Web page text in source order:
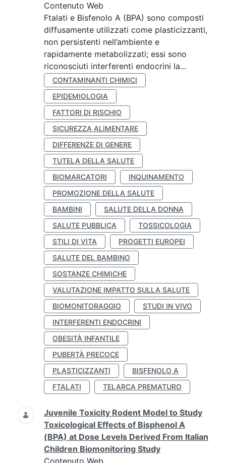
Contenuto Web
Ftalati e Bisfenolo A (BPA) sono composti
diffusamente utilizzati come plasticizzanti,
non persistenti nell’ambiente e
rapidamente metabolizzati; essi sono
riconosciuti interferenti endocrini la...
CONTAMINANTI CHIMICI
EPIDEMIOLOGIA
FATTORI DI RISCHIO
SICUREZZA ALIMENTARE
DIFFERENZE DI GENERE
TUTELA DELLA SALUTE
BIOMARCATORI
INQUINAMENTO
PROMOZIONE DELLA SALUTE
BAMBINI
SALUTE DELLA DONNA
SALUTE PUBBLICA
TOSSICOLOGIA
STILI DI VITA
PROGETTI EUROPEI
SALUTE DEL BAMBINO
SOSTANZE CHIMICHE
VALUTAZIONE IMPATTO SULLA SALUTE
BIOMONITORAGGIO
STUDI IN VIVO
INTERFERENTI ENDOCRINI
OBESITÀ INFANTILE
PUBERTÀ PRECOCE
PLASTICIZZANTI
BISFENOLO A
FTALATI
TELARCA PREMATURO
Juvenile Toxicity Rodent Model to Study
Toxicological Effects of Bisphenol A
(BPA) at Dose Levels Derived From Italian
Children Biomonitoring Study
Contenuto Web